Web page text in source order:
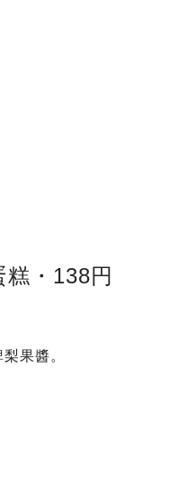
・138円
果醬。